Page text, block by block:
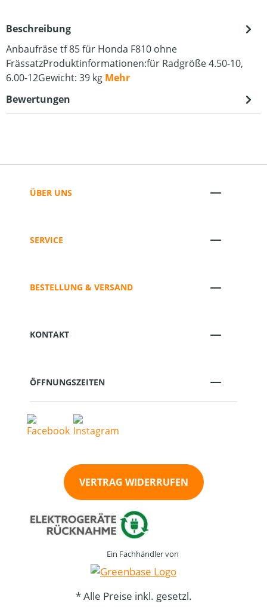
Beschreibung
Anbaufräse tf 85 für Honda F810 ohne
FrässatzProduktinformationen:für Radgröße 4.50-10,
6.00-12Gewicht: 39 kg Mehr
Bewertungen
ÜBER UNS
SERVICE
BESTELLUNG & VERSAND
KONTAKT
ÖFFNUNGSZEITEN
VERTRAG WIDERRUFEN
Ein Fachhändler von
* Alle Preise inkl. gesetzl.